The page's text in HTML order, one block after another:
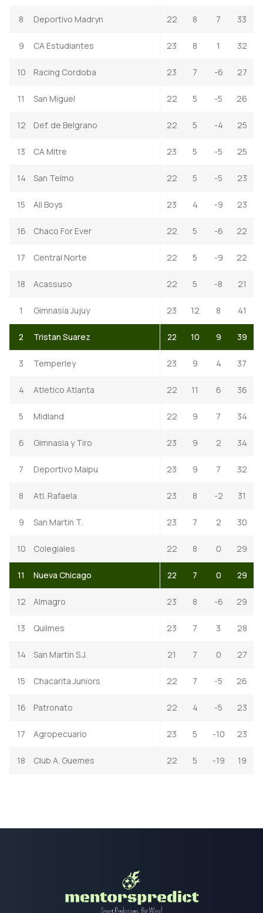
8 Deportivo Madryn 22 8 7 33
9 CA Estudiantes 23 8 1 32
10 Racing Cordoba 23 7 -6 27
11 San Miguel 22 5 -5 26
12 Def. de Belgrano 22 5 -4 25
13 CA Mitre 23 5 -5 25
14 San Telmo 22 5 -5 23
15 All Boys 23 4 -9 23
16 Chaco For Ever 22 5 -6 22
17 Central Norte 22 5 -9 22
18 Acassuso 22 5 -8 21
1 Gimnasia Jujuy 23 12 8 41
2 Tristan Suarez 22 10 9 39
3 Temperley 23 9 4 37
4 Atletico Atlanta 22 11 6 36
5 Midland 22 9 7 34
6 Gimnasia y Tiro 23 9 2 34
7 Deportivo Maipu 23 9 7 32
8 Atl. Rafaela 23 8 -2 31
9 San Martin T. 23 7 2 30
10 Colegiales 22 8 0 29
11 Nueva Chicago 22 7 0 29
12 Almagro 23 8 -6 29
13 Quilmes 23 7 3 28
14 San Martin S.J. 21 7 0 27
15 Chacarita Juniors 22 7 -5 26
16 Patronato 22 4 -5 23
17 Agropecuario 23 5 -10 23
18 Club A. Guemes 22 5 -19 19